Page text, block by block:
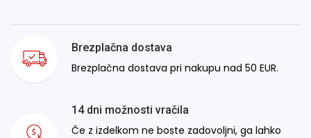
Brezplačna dostava
Brezplačna dostava pri nakupu nad 50 EUR.
14 dni možnosti vračila
Če z izdelkom ne boste zadovoljni, ga lahko